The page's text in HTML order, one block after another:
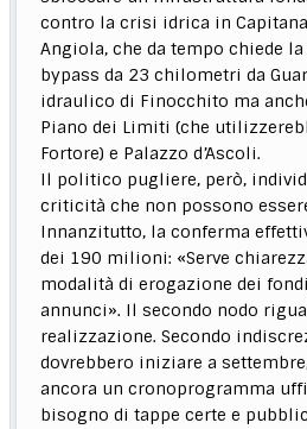
contro la crisi idrica in
Angiola, che da tempo chiede
bypass da 23 chilometri da
idraulico di Finocchito ma
Piano dei Limiti (che
Fortore) e Palazzo d’Ascoli.
Il politico pugliere, però,
criticità che non possono
Innanzitutto, la conferma
dei 190 milioni: «Serve
modalità di erogazione dei
annunci». Il secondo nodo
realizzazione. Secondo
dovrebbero iniziare a
ancora un cronoprogramma
bisogno di tappe certe e